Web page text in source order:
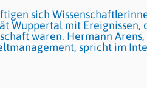
sich
Wuppertal mit Ereignissen,
waren. Hermann
spricht im